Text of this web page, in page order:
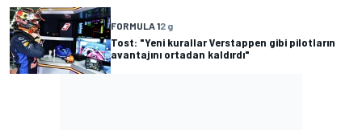
FORMULA 12 g
Tost: "Yeni kurallar Verstappen gibi pilotların
avantajını ortadan kaldırdı"